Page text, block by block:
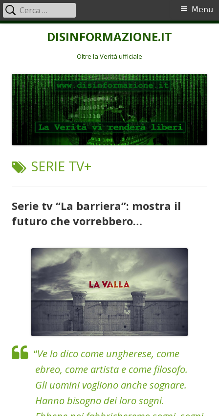
DISINFORMAZIONE.IT
Oltre la Verità ufficiale
Menu
principale
Menu
Ricerca
per:
TAG:
SERIE TV+
Serie tv “La barriera”: mostra il
futuro che vorrebbero…
“Ve lo dico come ungherese, come
ebreo, come artista e come filosofo.
Gli uomini vogliono anche sognare.
Hanno bisogno dei loro sogni.